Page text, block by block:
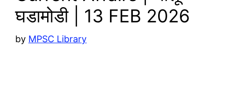
घडामोडी | 13 FEB 2026
by MPSC Library